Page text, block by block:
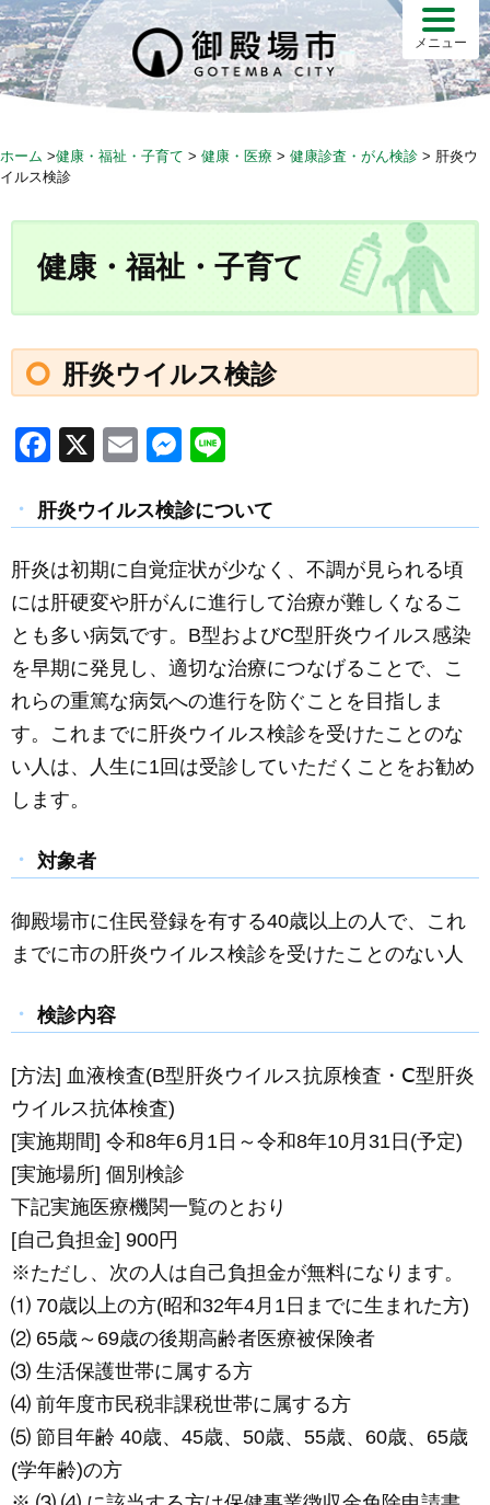
S
k
i
p
c
メニュー
ホーム >健康・福祉・子育て > 健康・医療 > 健康診査・がん検診 > 肝炎ウ
イルス検診
健康・福祉・子育て
肝炎ウイルス検診
F
c
b
o
o
k
X
E
ail
M
ss
e
n
g
er
e
肝炎ウイルス検診について
肝炎は初期に自覚症状が少なく、不調が見られる頃
には肝硬変や肝がんに進行して治療が難しくなるこ
とも多い病気です。B型およびC型肝炎ウイルス感染
を早期に発見し、適切な治療につなげることで、こ
れらの重篤な病気への進行を防ぐことを目指しま
す。これまでに肝炎ウイルス検診を受けたことのな
い人は、人生に1回は受診していただくことをお勧め
します。
対象者
御殿場市に住民登録を有する40歳以上の人で、これ
までに市の肝炎ウイルス検診を受けたことのない人
検診内容
[方法] 血液検査(B型肝炎ウイルス抗原検査・Ⅽ型肝炎
ウイルス抗体検査)
[実施期間] 令和8年6月1日～令和8年10月31日(予定)
[実施場所] 個別検診
下記実施医療機関一覧のとおり
[自己負担金] 900円
※ただし、次の人は自己負担金が無料になります。
⑴ 70歳以上の方(昭和32年4月1日までに生まれた方)
⑵ 65歳～69歳の後期高齢者医療被保険者
⑶ 生活保護世帯に属する方
⑷ 前年度市民税非課税世帯に属する方
⑸ 節目年齢 40歳、45歳、50歳、55歳、60歳、65歳
(学年齢)の方